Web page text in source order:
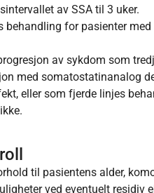
av SSA til 3 uker.
behandling for pasienter
av sykdom som
med somatostatinanalog
eller som fjerde linjes
til pasientens alder,
ved eventuelt residiv